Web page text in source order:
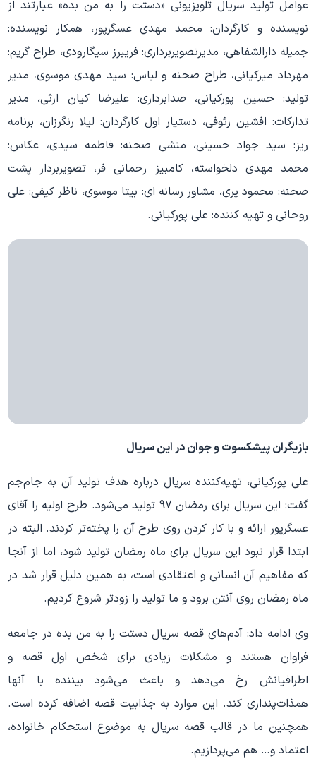
عوامل تولید سریال تلویزیونی «دستت را به من بده» عبارتند از
نویسنده و کارگردان: محمد مهدی عسگرپور، همکار نویسنده:
جمیله دارالشفاهی، مدیرتصویربرداری: فریبرز سیگارودی، طراح گریم:
مهرداد میرکیانی، طراح صحنه و لباس: سید مهدی موسوی، مدیر
تولید: حسین پورکیانی، صدابرداری: علیرضا کیان ارثی، مدیر
تدارکات: افشین رئوفی، دستیار اول کارگردان: لیلا رنگرزان، برنامه
ریز: سید جواد حسینی، منشی صحنه: فاطمه سیدی، عکاس:
محمد مهدی دلخواسته، کامبیز رحمانی فر، تصویربردار پشت
صحنه: محمود پری، مشاور رسانه ای: بیتا موسوی، ناظر کیفی: علی
روحانی و تهیه کننده: علی پورکیانی.
بازیگران پیشکسوت و جوان در این سریال
علی پورکیانی، تهیهکننده سریال درباره هدف تولید آن به جامجم
گفت: این سریال برای رمضان 97 تولید می
شود. طرح اولیه را آقای
عسگرپور ارائه و با کار کردن روی طرح آن را پختهتر کردند. البته در
ابتدا قرار نبود این سریال برای ماه رمضان تولید شود، اما از آنجا
که مفاهیم آن انسانی و اعتقادی است، به همین دلیل قرار شد در
ماه رمضان روی آنتن برود و ما تولید را زودتر شروع کردیم.
وی ادامه داد: آدمهای قصه سریال دستت را به من بده در جامعه
فراوان هستند و مشکلات زیادی برای شخص اول قصه و
اطرافیانش رخ میدهد و باعث میشود بیننده با آنها
همذاتپنداری کند. این موارد به جذابیت قصه اضافه کرده است.
همچنین ما در قالب قصه سریال به موضوع استحکام خانواده،
اعتماد و… هم میپردازیم.